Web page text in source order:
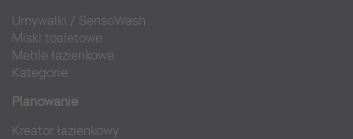
Umywalki / SensoWash
Miski toaletowe
Meble łazienkowe
Kategorie
Planowanie
Kreator łazienkowy